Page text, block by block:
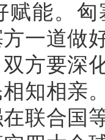
赋能。
一道做
方要深
知相亲
联合国